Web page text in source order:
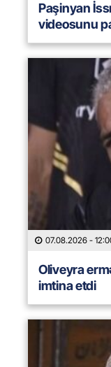
Paşinyan
videosunu
07.08.2026 -
Oliveyra
imtina etdi